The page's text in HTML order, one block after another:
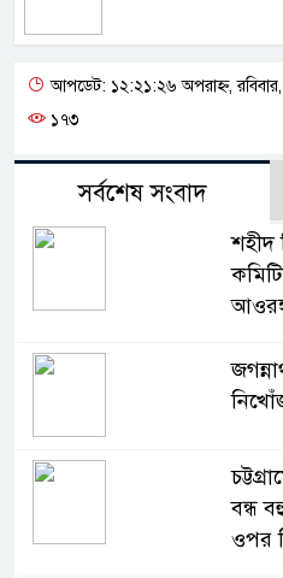
আপডেট: ১২:২১:২৬ অপরাহ্ন,
১৭৩
সর্বশেষ সংবাদ
শহীদ
বন্ধ
ওপর